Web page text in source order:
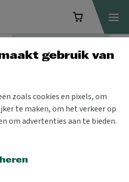
gebruik van
zoals cookies en pixels, om
te maken, om het verkeer op
om advertenties aan te bieden.